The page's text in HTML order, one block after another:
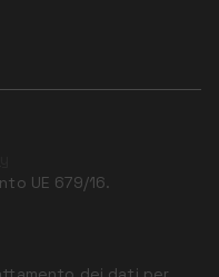
UE 679/16.